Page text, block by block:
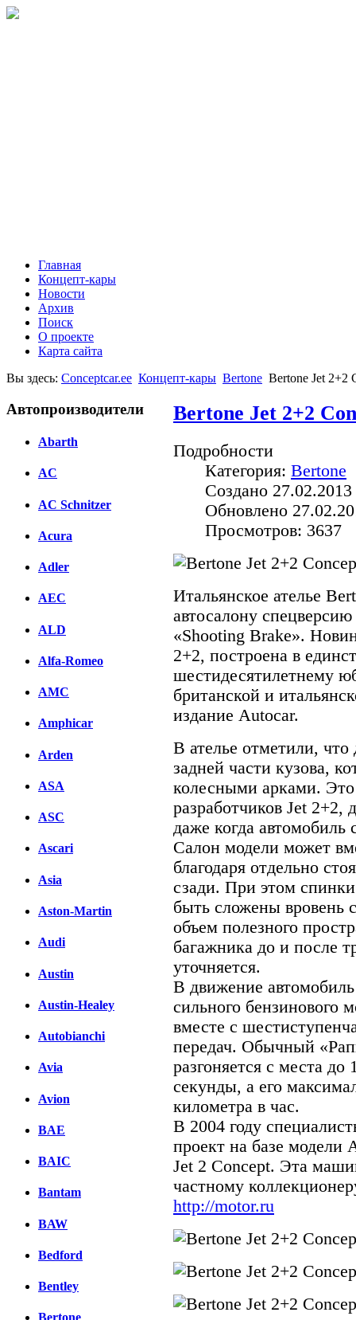
Главная
Концепт-кары
Новости
Архив
Поиск
О проекте
Карта сайта
Вы здесь: Conceptcar.ee Концепт-кары Bertone Bertone Jet 2+2
Автопроизводители
Abarth
AC
AC Schnitzer
Acura
Adler
AEC
ALD
Alfa-Romeo
AMC
Amphicar
Arden
ASA
ASC
Ascari
Asia
Aston-Martin
Audi
Austin
Austin-Healey
Autobianchi
Avia
Avion
BAE
BAIC
Bantam
BAW
Bedford
Bentley
Bertone Jet 2+2
Подробности
Категория: Bertone
Создано
Обновлено
Просмотров: 3637
Итальянское ателье
автосалону
«Shooting Brake».
2+2, построена в
шестидесятилетнему
британской и
издание Autocar.
В ателье отметили,
задней части кузова,
колесными арками.
разработчиков Jet 2+2,
даже когда автомобиль
Салон модели может
благодаря отдельно
сзади. При этом
быть сложены вровень
объем полезного
багажника до и после
уточняется.
В движение
сильного бензинового
вместе с
передач. Обычный
разгоняется с места до
секунды, а его
километра в час.
В 2004 году
проект на базе модели
Jet 2 Concept. Эта
частному
http://motor.ru